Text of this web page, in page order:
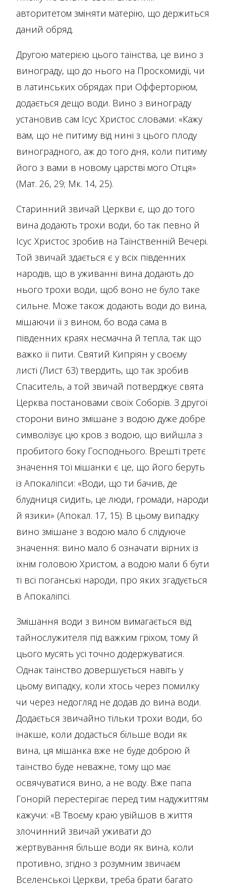
авторитетом зміняти матерію, що держиться
даний обряд.
Другою матерією цього таїнства, це вино з
винограду, що до нього на Проскомидії, чи
в латинських обрядах при Офферторіюм,
додається дещо води. Вино з винограду
установив сам Ісус Христос словами: «Кажу
вам, що не питиму від нині з цього плоду
виноградного, аж до того дня, коли питиму
його з вами в новому царстві мого Отця»
(Мат. 26, 29; Мк. 14, 25).
Старинний звичай Церкви є, що до того
вина додають трохи води, бо так певно й
Ісус Христос зробив на Таїнственній Вечері.
Той звичай здається є у всіх південних
народів, що в уживанні вина додають до
нього трохи води, щоб воно не було таке
сильне. Може також додають води до вина,
мішаючи її з вином, бо вода сама в
південних краях несмачна й тепла, так що
важко її пити. Святий Кипріян у своєму
листі (Лист 63) твердить, що так зробив
Спаситель, а той звичай потверджує свята
Церква постановами своїх Соборів. З другої
сторони вино змішане з водою дуже добре
символізує цю кров з водою, що вийшла з
пробитого боку Господнього. Врешті третє
значення тої мішанки є це, що його беруть
із Апокаліпси: «Води, що ти бачив, де
блудниця сидить, це люди, громади, народи
й язики» (Апокал. 17, 15). В цьому випадку
вино змішане з водою мало б слідуюче
значення: вино мало б означати вірних із
їхнім головою Христом, а водою мали б бути
ті всі поганські народи, про яких згадується
в Апокаліпсі.
Змішання води з вином вимагається від
тайнослужителя під важким гріхом, тому й
цього мусять усі точно додержуватися.
Однак таїнство довершується навіть у
цьому випадку, коли хтось через помилку
чи через недогляд не додав до вина води.
Додається звичайно тільки трохи води, бо
інакше, коли додасться більше води як
вина, ця мішанка вже не буде доброю й
таїнство буде неважне, тому що має
освячуватися вино, а не воду. Вже папа
Гонорій перестерігає перед тим надужиттям
кажучи: «В Твоєму краю увійшов в життя
злочинний звичай уживати до
жертвування більше води як вина, коли
противно, згідно з розумним звичаєм
Вселенської Церкви, треба брати багато